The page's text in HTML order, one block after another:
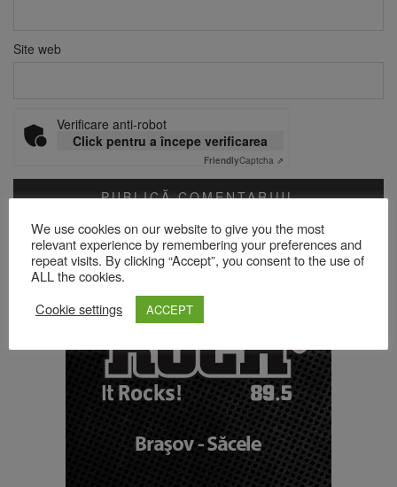
Site web
Verificare anti-robot
Click pentru a începe verificarea
FriendlyCaptcha ⇗
Acest site folosește Akismet pentru a reduce spamul.Află cum
sunt procesate datele comentariilor tale.
We use cookies on our website to give you the most
relevant experience by remembering your preferences and
repeat visits. By clicking “Accept”, you consent to the use of
ALL the cookies.
Cookie settings
ACCEPT